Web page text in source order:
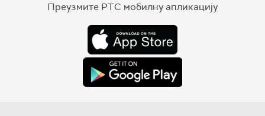
Преузмите РТС мобилну апликацију